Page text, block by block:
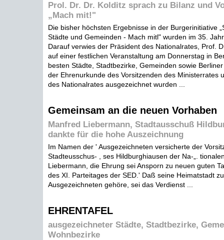
Prol. Dr. Dr. Kolditz sprach zu Bilanz und
„Mach mit!"
Die bisher höchsten Ergebnisse in der Burgerinitiative
Städte und Gemeinden - Mach mitl" wurden im 35.
Darauf verwies der Präsident des Nationalrates, Prof.
auf einer festlichen Veranstaltung am Donnerstag in
besten Städte, Stadtbezirke, Gemeinden sowie
der Ehrenurkunde des Vorsitzenden des Ministerrates
des Nationalrates ausgezeichnet wurden ...
Gemeinsam an die neuen Vorhaben
Manfred Liebermann, Stadtausschuß
dankte für die hohe Auszeichnung
Im Namen der ' Ausgezeichneten versicherte der
Stadteusschus- , ses Hildburghiausen der Na-„.
Liebermann, die Ehrung sei Ansporn zu neuen guten
des XI. Parteitages der SED.' Daß seine Heimatstadt
Ausgezeichneten gehöre, sei das Verdienst ...
EHRENTAFEL
ausgezeichneter Städte, Stadtbezirke,
Wohnbezirke